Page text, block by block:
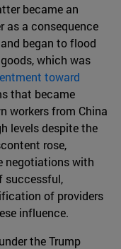
became an
as a consequence
began to flood
which was
toward
that became
workers from China
levels despite the
rose,
negotiations with
successful,
of providers
influence.
the Trump